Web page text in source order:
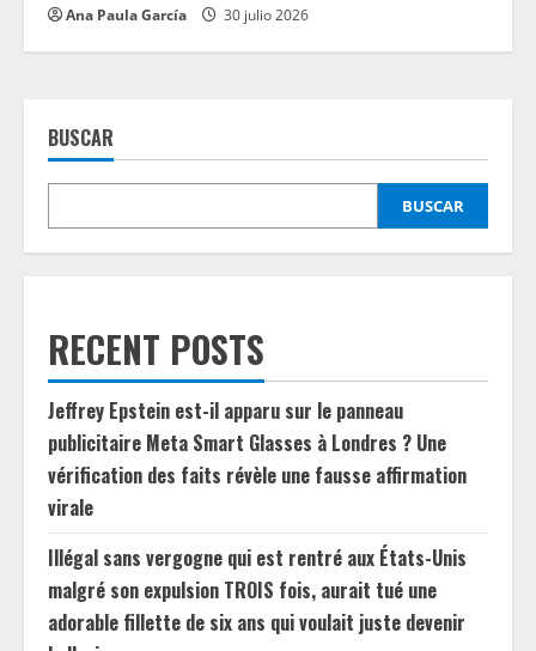
Ana Paula García 30 julio 2026
BUSCAR
BUSCAR
RECENT POSTS
Jeffrey Epstein est-il apparu sur le panneau
publicitaire Meta Smart Glasses à Londres ? Une
vérification des faits révèle une fausse affirmation
virale
Illégal sans vergogne qui est rentré aux États-Unis
malgré son expulsion TROIS fois, aurait tué une
adorable fillette de six ans qui voulait juste devenir